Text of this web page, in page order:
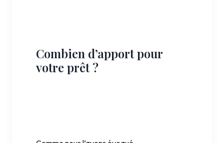
Combien d’apport pour
votre prêt ?